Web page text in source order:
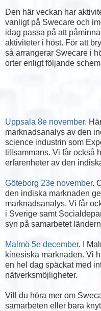
Den här veckan har
vanligt på Swecare och
idag passa på att
aktiviteter i höst. För att
så arrangerar Swecare i
orter enligt följande
Uppsala 8e november.
marknadsanalys av den
science industrin som
tillsammans. Vi får också
erfarenheter av den
Göteborg 23e november.
den indiska marknaden
marknadsanalys. Vi får
i Sverige samt
syn på samarbetet
Malmö 5e december. I
kinesiska marknaden. Vi
en hel dag späckat med
nätverksmöjligheter.
Vill du höra mer om
samarbeten eller bara